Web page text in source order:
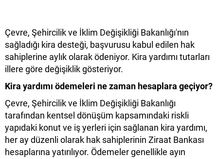
Çevre, Şehircilik ve İklim Değişikliği Bakanlığı'nın
sağladığı kira desteği, başvurusu kabul edilen hak
sahiplerine aylık olarak ödeniyor. Kira yardımı tutarları
illere göre değişiklik gösteriyor.
Kira yardımı ödemeleri ne zaman hesaplara geçiyor?
Çevre, Şehircilik ve İklim Değişikliği Bakanlığı
tarafından kentsel dönüşüm kapsamındaki riskli
yapıdaki konut ve iş yerleri için sağlanan kira yardımı,
her ay düzenli olarak hak sahiplerinin Ziraat Bankası
hesaplarına yatırılıyor. Ödemeler genellikle ayın